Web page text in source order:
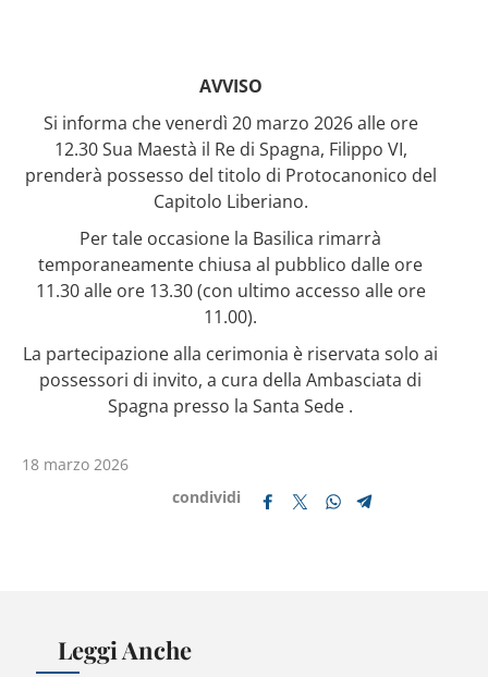
AVVISO
Si informa che venerdì 20 marzo 2026 alle ore
12.30 Sua Maestà il Re di Spagna, Filippo VI,
prenderà possesso del titolo di Protocanonico del
Capitolo Liberiano.
Per tale occasione la Basilica rimarrà
temporaneamente chiusa al pubblico dalle ore
11.30 alle ore 13.30 (con ultimo accesso alle ore
11.00).
La partecipazione alla cerimonia è riservata solo ai
possessori di invito, a cura della Ambasciata di
Spagna presso la Santa Sede .
18 marzo 2026
condividi
Leggi Anche